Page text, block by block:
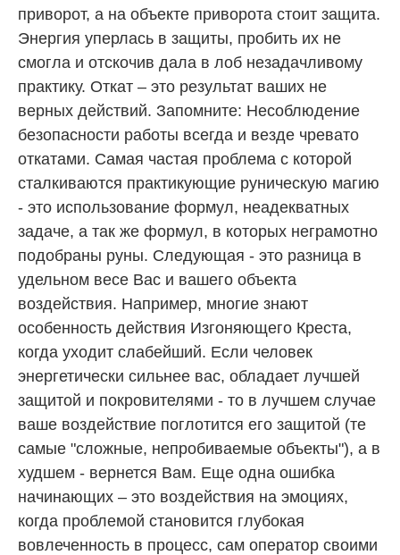
приворот, а на объекте приворота стоит защита.
Энергия уперлась в защиты, пробить их не
смогла и отскочив дала в лоб незадачливому
практику. Откат – это результат ваших не
верных действий. Запомните: Несоблюдение
безопасности работы всегда и везде чревато
откатами. Самая частая проблема с которой
сталкиваются практикующие руническую магию
- это использование формул, неадекватных
задаче, а так же формул, в которых неграмотно
подобраны руны. Следующая - это разница в
удельном весе Вас и вашего объекта
воздействия. Например, многие знают
особенность действия Изгоняющего Креста,
когда уходит слабейший. Если человек
энергетически сильнее вас, обладает лучшей
защитой и покровителями - то в лучшем случае
ваше воздействие поглотится его защитой (те
самые "сложные, непробиваемые объекты"), а в
худшем - вернется Вам. Еще одна ошибка
начинающих – это воздействия на эмоциях,
когда проблемой становится глубокая
вовлеченность в процесс, сам оператор своими